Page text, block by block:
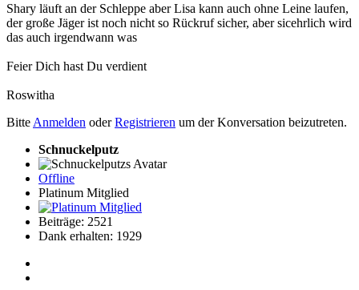
Shary läuft an der Schleppe aber Lisa kann auch ohne Leine laufen,
der große Jäger ist noch nicht so Rückruf sicher, aber sicehrlich wird
das auch irgendwann was
Feier Dich hast Du verdient
Roswitha
Bitte Anmelden oderRegistrieren um der Konversation beizutreten.
Schnuckelputz
Offline
Platinum Mitglied
Beiträge: 2521
Dank erhalten: 1929